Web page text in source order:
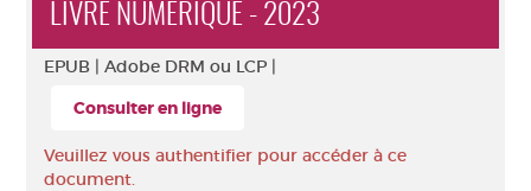
LIVRE NUMÉRIQUE - 2023
EPUB | Adobe DRM ou LCP |
Consulter en ligne
Veuillez vous authentifier pour accéder à ce
document.